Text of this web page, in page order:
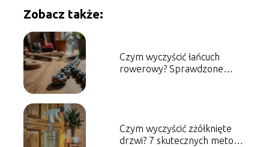
Zobacz także:
Czym wyczyścić łańcuch
rowerowy? Sprawdzone
Czym wyczyścić zżółknięte
drzwi? 7 skutecznych metod